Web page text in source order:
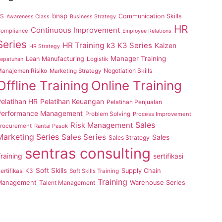
Awareness Class bnsp Business Strategy Communication Skills
Continuous Improvement Employee Relations HR
HR Strategy HR Training k3 K3 Series Kaizen
Lean Manufacturing Logistik Manager Training
Risiko Marketing Strategy Negotiation Skills
Training Online Training
HR Pelatihan Keuangan Pelatihan Penjualan
Management Problem Solving Process Improvement
Rantai Pasok Risk Management Sales
Series Sales Series Sales Strategy Sales
sentras consulting sertifikasi
K3 Soft Skills Soft Skills Training Supply Chain
Talent Management Training Warehouse Series